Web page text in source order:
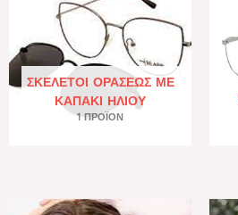
ΣΚΕΛΕΤΟΊ ΟΡΆΣΕΩΣ ΜΕ
ΚΑΠΆΚΙ ΗΛΊΟΥ
1 ΠΡΟΪΌΝ